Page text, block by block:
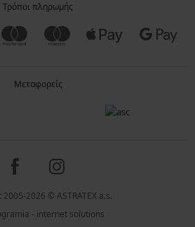
Τρόποι πληρωμής
Μεταφορείς
2026 © ASTRATEX a.s.
- internet solutions